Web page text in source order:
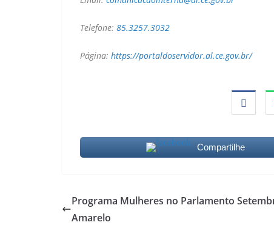
Telefone: 85.3257.3032
Página: https://portaldoservidor.al.ce.gov.br/
Compartilhe
Programa Mulheres no Parlamento
Amarelo